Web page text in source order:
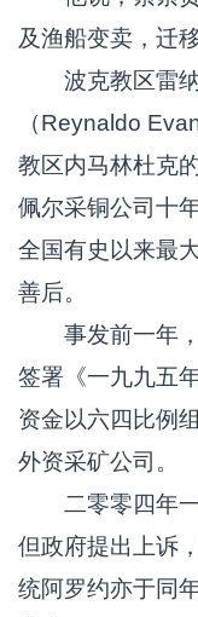
及渔船变卖，迁
波克教区雷纳
（Reynaldo
教区内马林杜克
佩尔采铜公司十
全国有史以来最
善后。
事发前一年，
签署《一九九五
资金以六四比例
外资采矿公司。
二零零四年一
但政府提出上诉
统阿罗约亦于同